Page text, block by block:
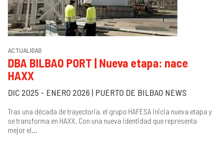
ACTUALIDAD
DBA BILBAO PORT | Nueva etapa: nace
HAXX
DIC 2025 - ENERO 2026 | PUERTO DE BILBAO NEWS
Tras una década de trayectoria, el grupo HAFESA inicia nueva etapa y
se transforma en HAXX. Con una nueva identidad que representa
mejor el...